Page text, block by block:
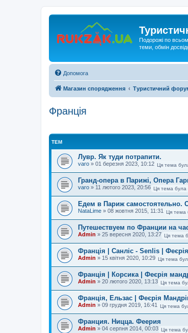
Подорожі по
теми, обмін
Допомога
Магазин спорядження Туристичний
Франція
ТЕМ
Лувр. Як туди потрапити.
varo » 01 березня 2023, 10:12 Ця тема
Гранд-опера в Парижі, Опера
varo » 11 лютого 2023, 20:56 Ця тема була
Едем в Париж самостоятельно.
NataLime » 08 жовтня 2015, 11:31 Ця тема
Путешествуем по Франции на
Admin » 25 вересня 2020, 13:27 Ця тема
Франція | Санліс - Senlis |
Admin » 15 квітня 2020, 10:29 Ця тема
Франція | Корсика | Феєрія
Admin » 20 лютого 2020, 13:13 Ця тема
Франція, Ельзас | Феєрія
Admin » 09 грудня 2019, 16:41 Ця тема
Франция. Ницца. Феерия
Admin » 04 серпня 2014, 00:03 Ця тема